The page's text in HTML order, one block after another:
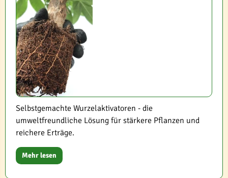
Selbstgemachte Wurzelaktivatoren - die
umweltfreundliche Lösung für stärkere Pflanzen und
reichere Erträge.
Mehr lesen